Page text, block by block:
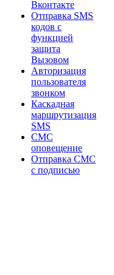
Вконтакте
Отправка SMS
кодов с
функцией
защита
Вызовом
Авторизация
пользователя
звонком
Каскадная
маршрутизация
SMS
СМС
оповещение
Отправка СМС
с подписью